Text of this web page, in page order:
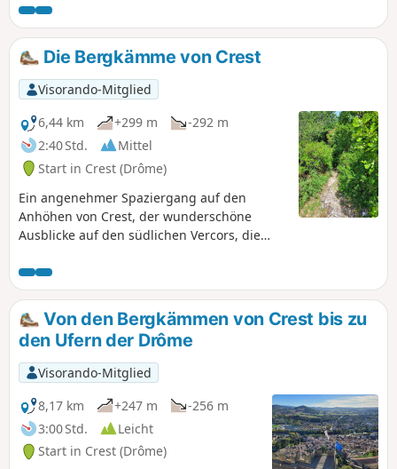
Robins in der Nähe der Rhône. Sie fahren einen Teil der
Strecke auf der Via Rhôna bis nach Pouzin, das Sie
durchqueren, und nehmen am Ortsausgang wieder den
Radweg La Peyre.
Die Bergkämme von Crest
Visorando-Mitglied
6,44 km
+299 m
-292 m
2:40 Std.
Mittel
Start in Crest (Drôme)
Ein angenehmer Spaziergang auf den
Anhöhen von Crest, der wunderschöne
Ausblicke auf den südlichen Vercors, die
und das Drôme-Tal bietet. Als Bonus können
Sie zu Beginn und am Ende der Route Crest
und sein Kulturerbe entdecken.
Von den Bergkämmen von Crest bis zu
den Ufern der Drôme
Visorando-Mitglied
8,17 km
+247 m
-256 m
3:00 Std.
Leicht
Start in Crest (Drôme)